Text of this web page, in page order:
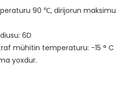
90 ℃, dirijorun
6D
mühitin temperaturu: -15 ° C